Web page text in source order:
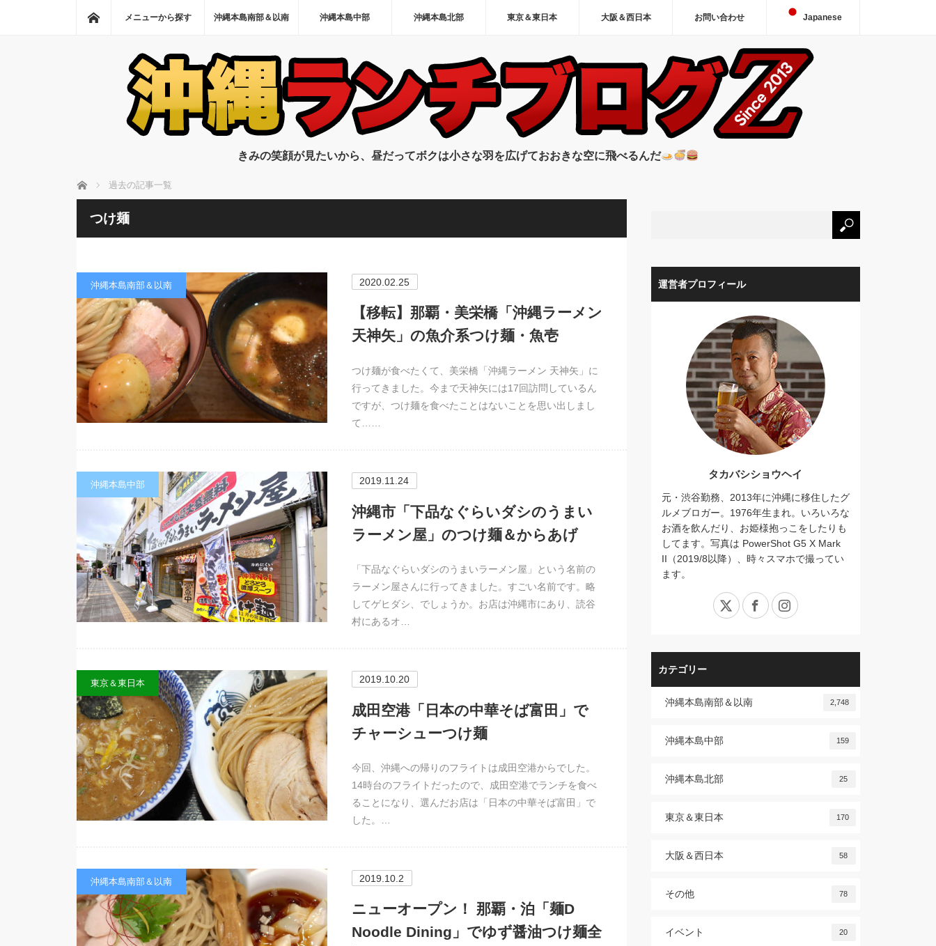
ホーム
メニューから探す 沖縄本島南部＆以南 沖縄本島中部 沖縄本島北部 東京＆東日本 大阪＆西日本 お問い合わせ Japanese
きみの笑顔が見たいから、昼だってボクは小さな羽を広げておおきな空に飛べるんだ
ホーム 過去の記事一覧
つけ麺
沖縄本島南部＆以南 2020.02.25
【移転】那覇・美栄橋「沖縄ラーメン
天神矢」の魚介系つけ麺・魚壱
つけ麺が食べたくて、美栄橋「沖縄ラーメン 天神矢」に
行ってきました。今まで天神矢には17回訪問しているん
ですが、つけ麺を食べたことはないことを思い出しまし
て……
沖縄本島中部 2019.11.24
沖縄市「下品なぐらいダシのうまい
ラーメン屋」のつけ麺＆からあげ
「下品なぐらいダシのうまいラーメン屋」という名前の
ラーメン屋さんに行ってきました。すごい名前です。略
してゲヒダシ、でしょうか。お店は沖縄市にあり、読谷
村にあるオ…
東京＆東日本 2019.10.20
成田空港「日本の中華そば富田」で
チャーシューつけ麺
今回、沖縄への帰りのフライトは成田空港からでした。
14時台のフライトだったので、成田空港でランチを食べ
ることになり、選んだお店は「日本の中華そば富田」で
した。…
沖縄本島南部＆以南 2019.10.2
ニューオープン！ 那覇・泊「麺D
Noodle Dining」でゆず醤油つけ麺全
運営者プロフィール
タカバシショウヘイ
元・渋谷勤務、2013年に沖縄に移住したグ
ルメブロガー。1976年生まれ。いろいろな
お酒を飲んだり、お姫様抱っこをしたりも
してます。写真は PowerShot G5 X Mark
II（2019/8以降）、時々スマホで撮ってい
ます。
X FacebookInstagram
カテゴリー
沖縄本島南部＆以南 2,748
沖縄本島中部 159
沖縄本島北部 25
東京＆東日本 170
大阪＆西日本 58
その他 78
イベント 20